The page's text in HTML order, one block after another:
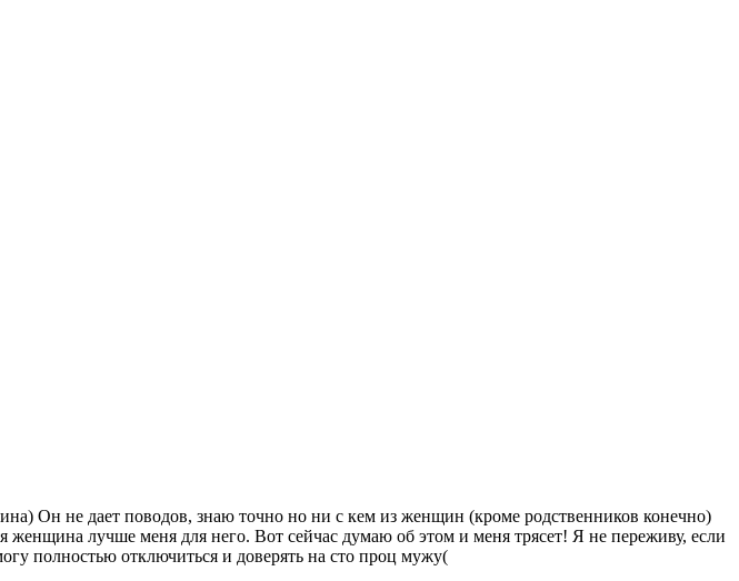
Он не дает поводов, знаю точно но ни с кем из женщин (кроме родственников конечно)
женщина лучше меня для него. Вот сейчас думаю об этом и меня трясет! Я не переживу, если
полностью отключиться и доверять на сто проц мужу(